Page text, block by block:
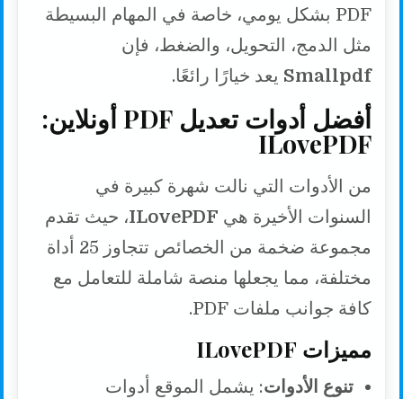
PDF بشكل يومي، خاصة في المهام البسيطة
مثل الدمج، التحويل، والضغط، فإن
Smallpdf يعد خيارًا رائعًا.
أفضل أدوات تعديل PDF أونلاين:
ILovePDF
من الأدوات التي نالت شهرة كبيرة في
السنوات الأخيرة هي ILovePDF، حيث تقدم
مجموعة ضخمة من الخصائص تتجاوز 25 أداة
مختلفة، مما يجعلها منصة شاملة للتعامل مع
كافة جوانب ملفات PDF.
مميزات ILovePDF
تنوع الأدوات: يشمل الموقع أدوات